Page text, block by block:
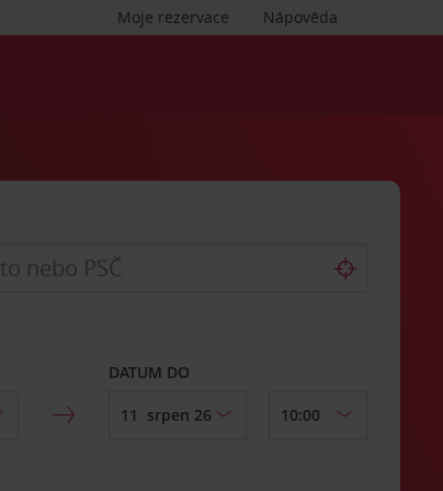
Nápověda
Moje rezervace
DATUM DO